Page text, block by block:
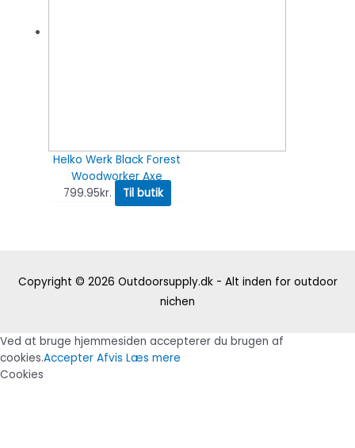
Helko Werk Black Forest
Woodworker Axe
799.95kr. Til butik
Copyright © 2026 Outdoorsupply.dk - Alt inden for outdoor
nichen
Ved at bruge hjemmesiden accepterer du brugen af
cookies.Accepter Afvis Læs mere
Cookies